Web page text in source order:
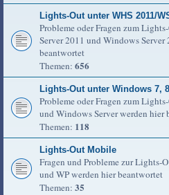
Lights-Out unter WHS 2011/
Probleme oder Fragen zum
Server 2011 und Windows
beantwortet
Themen: 656
Lights-Out unter Windows 7,
Probleme oder Fragen zum
und Windows Server werden hier
Themen: 118
Lights-Out Mobile
Fragen und Probleme zur
und WP werden hier beantwortet
Themen: 35